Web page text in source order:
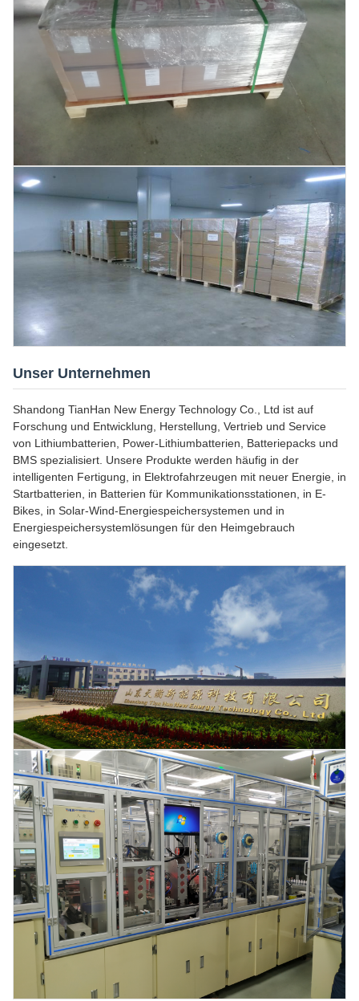
Unser Unternehmen
Shandong TianHan New Energy Technology Co., Ltd ist auf
Forschung und Entwicklung, Herstellung, Vertrieb und Service
von Lithiumbatterien, Power-Lithiumbatterien, Batteriepacks und
BMS spezialisiert. Unsere Produkte werden häufig in der
intelligenten Fertigung, in Elektrofahrzeugen mit neuer Energie, in
Startbatterien, in Batterien für Kommunikationsstationen, in E-
Bikes, in Solar-Wind-Energiespeichersystemen und in
Energiespeichersystemlösungen für den Heimgebrauch
eingesetzt.